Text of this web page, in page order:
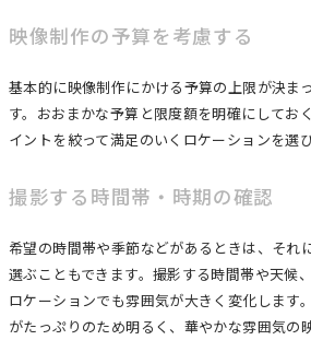
映像制作の予算を考慮する
基本的に映像制作にかける予算の上限が決ま
す。おおまかな予算と限度額を明確にしてお
イントを絞って満足のいくロケーションを選
撮影する時間帯・時期の確認
希望の時間帯や季節などがあるときは、それ
選ぶこともできます。撮影する時間帯や天候
ロケーションでも雰囲気が大きく変化します
がたっぷりのため明るく、華やかな雰囲気の